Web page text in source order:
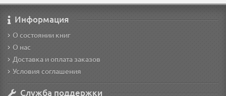
Информация
О состоянии книг
О нас
Доставка и оплата заказов
Условия соглашения
Служба поддержки